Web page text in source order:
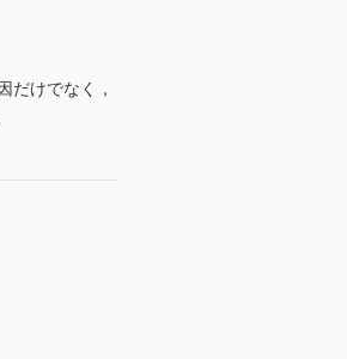
だけでなく，